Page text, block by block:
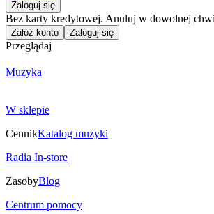
Zaloguj się
Bez karty kredytowej. Anuluj w dowolnej
Załóż konto Zaloguj się
Przeglądaj
Muzyka
W sklepie
CennikKatalog muzyki
Radia In-store
ZasobyBlog
Centrum pomocy